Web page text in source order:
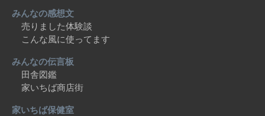
みんなの感想文
売りました体験談
こんな風に使ってます
みんなの伝言板
田舎図鑑
家いちば商店街
家いちば保健室